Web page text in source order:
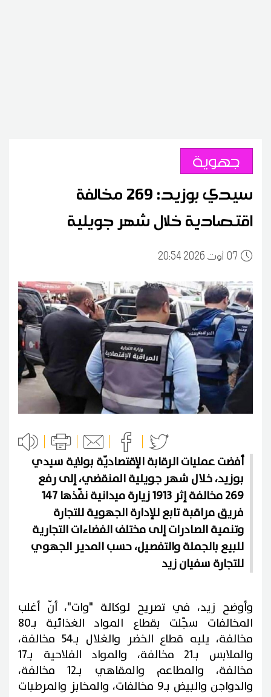
جهوية
سيدي بوزيد: 269 مخالفة
اقتصادية خلال شهر جويلية
0720:54 2026 أوت
أفضت عمليات الرقابة الإقتصاديّة بولاية سيدي
بوزيد، خلال شهر جويلية المنقضي، إلى رفع
269 مخالفة إثر 1913 زيارة ميدانية نفّذها 147
فريق مراقبة تابع للإدارة الجهوية للتجارة
وتنمية الصادرات إلى مختلف الفضاءات التجارية
للبيع بالجملة والتفصيل، حسب المدير الجهوي
للتجارة سفيان زيد
وأوضح زيد، في تصريح لوكالة "وات"، أنّ أغلب
المخالفات سجّلت بقطاع المواد الغذائية بـ80
مخالفة، يليه قطاع الخضر والغلال بـ54 مخالفة،
والملابس بـ21 مخالفة، والمواد الفلاحية بـ17
مخالفة، والمطاعم والمقاهي بـ12 مخالفة،
والدواجن والبيض بـ9 مخالفات، والمخابز والمرطبات